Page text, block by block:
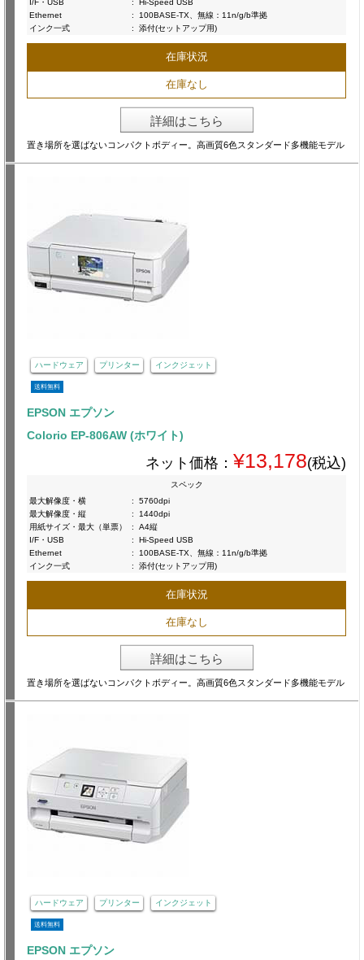
I/F・USB :
Hi-Speed USB
Ethernet
:
100BASE-TX、無線：11n/g/b準拠
インク一式
: 添付(セットアップ用)
在庫状況
在庫なし
詳細はこちら
置き場所を選ばないコンパクトボディー。高画質6色スタンダード多機能モデル
ハードウェア プリンター インクジェット
送料無料
EPSON エプソン
Colorio EP-806AW (ホワイト)
ネット価格： ¥13,178(税込)
スペック
最大解像度・横
:
5760dpi
最大解像度・縦
:
1440dpi
用紙サイズ・最大（単票）
:
A4縦
I/F・USB
:
Hi-Speed USB
Ethernet
:
100BASE-TX、無線：11n/g/b準拠
インク一式
: 添付(セットアップ用)
在庫状況
在庫なし
詳細はこちら
置き場所を選ばないコンパクトボディー。高画質6色スタンダード多機能モデル
ハードウェア プリンター インクジェット
送料無料
EPSON エプソン